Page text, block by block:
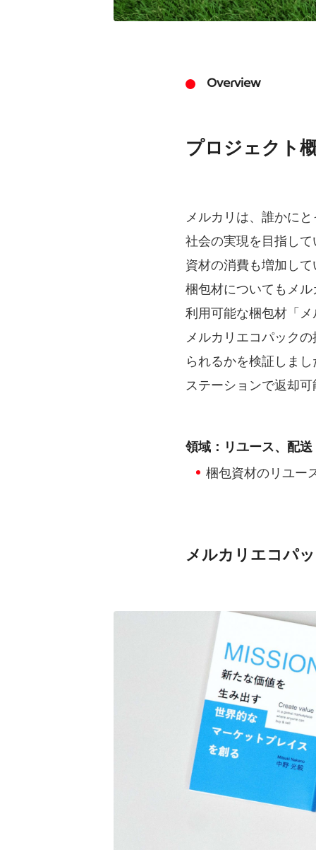
Overview
プロジェクト
メルカリは、誰かに
社会の実現を目指し
資材の消費も増加し
梱包材についてもメ
利用可能な梱包材「
メルカリエコパック
られるかを検証しま
ステーションで返却
領域：リユース、配送
梱包資材のリユー
メルカリエコパ